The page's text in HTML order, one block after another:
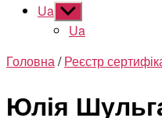
Ua Показати
підменю
Ua
Головна/Реєстр
Юлія